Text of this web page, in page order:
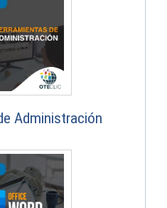
Administración